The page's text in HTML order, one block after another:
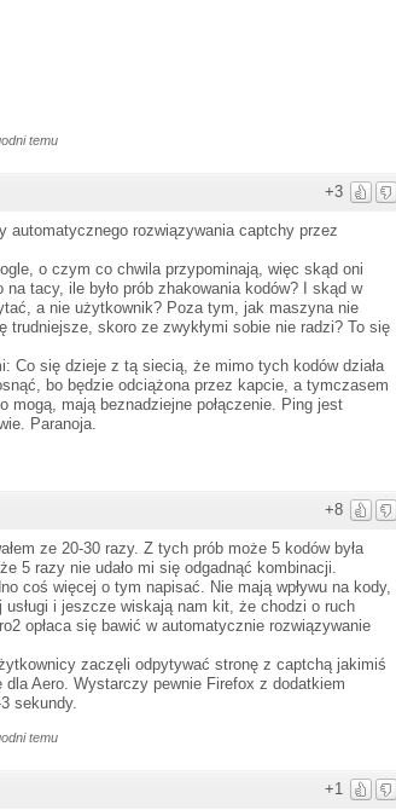
temu
+3
automatycznego rozwiązywania captchy przez
o czym co chwila przypominają, więc skąd oni
na tacy, ile było prób zhakowania kodów? I skąd w
a nie użytkownik? Poza tym, jak maszyna nie
trudniejsze, skoro ze zwykłymi sobie nie radzi? To się
Co się dzieje z tą siecią, że mimo tych kodów działa
bo będzie odciążona przez kapcie, a tymczasem
mogą, mają beznadziejne połączenie. Ping jest
Paranoja.
+8
ze 20-30 razy. Z tych prób może 5 kodów była
5 razy nie udało mi się odgadnąć kombinacji.
coś więcej o tym napisać. Nie mają wpływu na kody,
i jeszcze wiskają nam kit, że chodzi o ruch
opłaca się bawić w automatycznie rozwiązywanie
zaczęli odpytywać stronę z captchą jakimiś
Aero. Wystarczy pewnie Firefox z dodatkiem
sekundy.
temu
+1